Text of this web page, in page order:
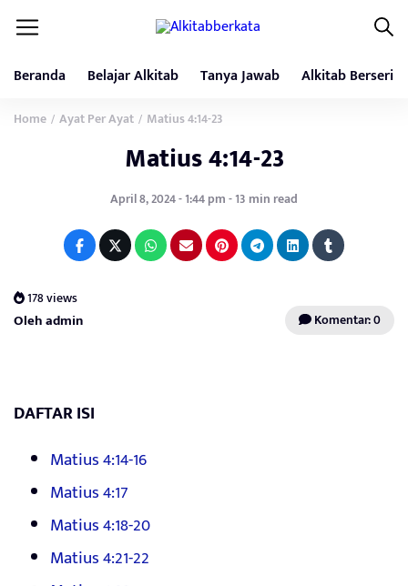
Beranda Belajar Alkitab Tanya Jawab Alkitab Berseri
Home / Ayat Per Ayat / Matius 4:14-23
Matius 4:14-23
April 8, 2024 - 1:44 pm - 13 min read
178 views
Oleh admin Komentar: 0
DAFTAR ISI
Matius 4:14-16
Matius 4:17
Matius 4:18-20
Matius 4:21-22